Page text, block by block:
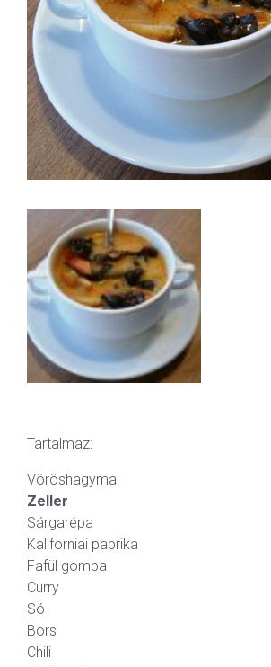
Tartalmaz:
Vöröshagyma
Zeller
Sárgarépa
Kaliforniai paprika
Fafül gomba
Curry
Só
Bors
Chili